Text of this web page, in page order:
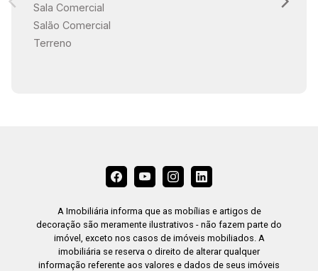
Sala Comercial
Salão Comercial
Terreno
A Imobiliária informa que as mobílias e artigos de
decoração são meramente ilustrativos - não fazem parte do
imóvel, exceto nos casos de imóveis mobiliados. A
imobiliária se reserva o direito de alterar qualquer
informação referente aos valores e dados de seus imóveis